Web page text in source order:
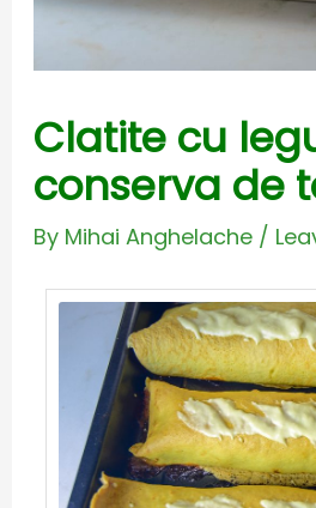
Clatite cu
conserva de
By Mihai Anghelache /